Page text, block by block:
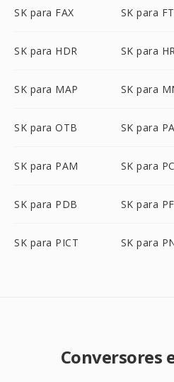
SK para FAX SK para
SK para HDR SK para
SK para MAP SK para
SK para OTB SK para
SK para PAM SK para
SK para PDB SK para
SK para PICT SK para
Conversores